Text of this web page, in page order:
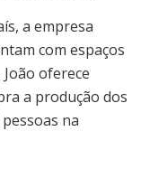
a empresa
com espaços
oferece
a produção dos
na